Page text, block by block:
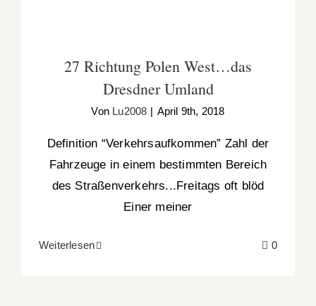
27 Richtung Polen West…das
Dresdner Umland
Von Lu2008 | April 9th, 2018
Definition “Verkehrsaufkommen” Zahl der
Fahrzeuge in einem bestimmten Bereich
des Straßenverkehrs...Freitags oft blöd
Einer meiner
Weiterlesen 0